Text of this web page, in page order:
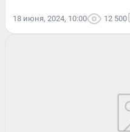
18 июня, 2024, 10:00 12 500